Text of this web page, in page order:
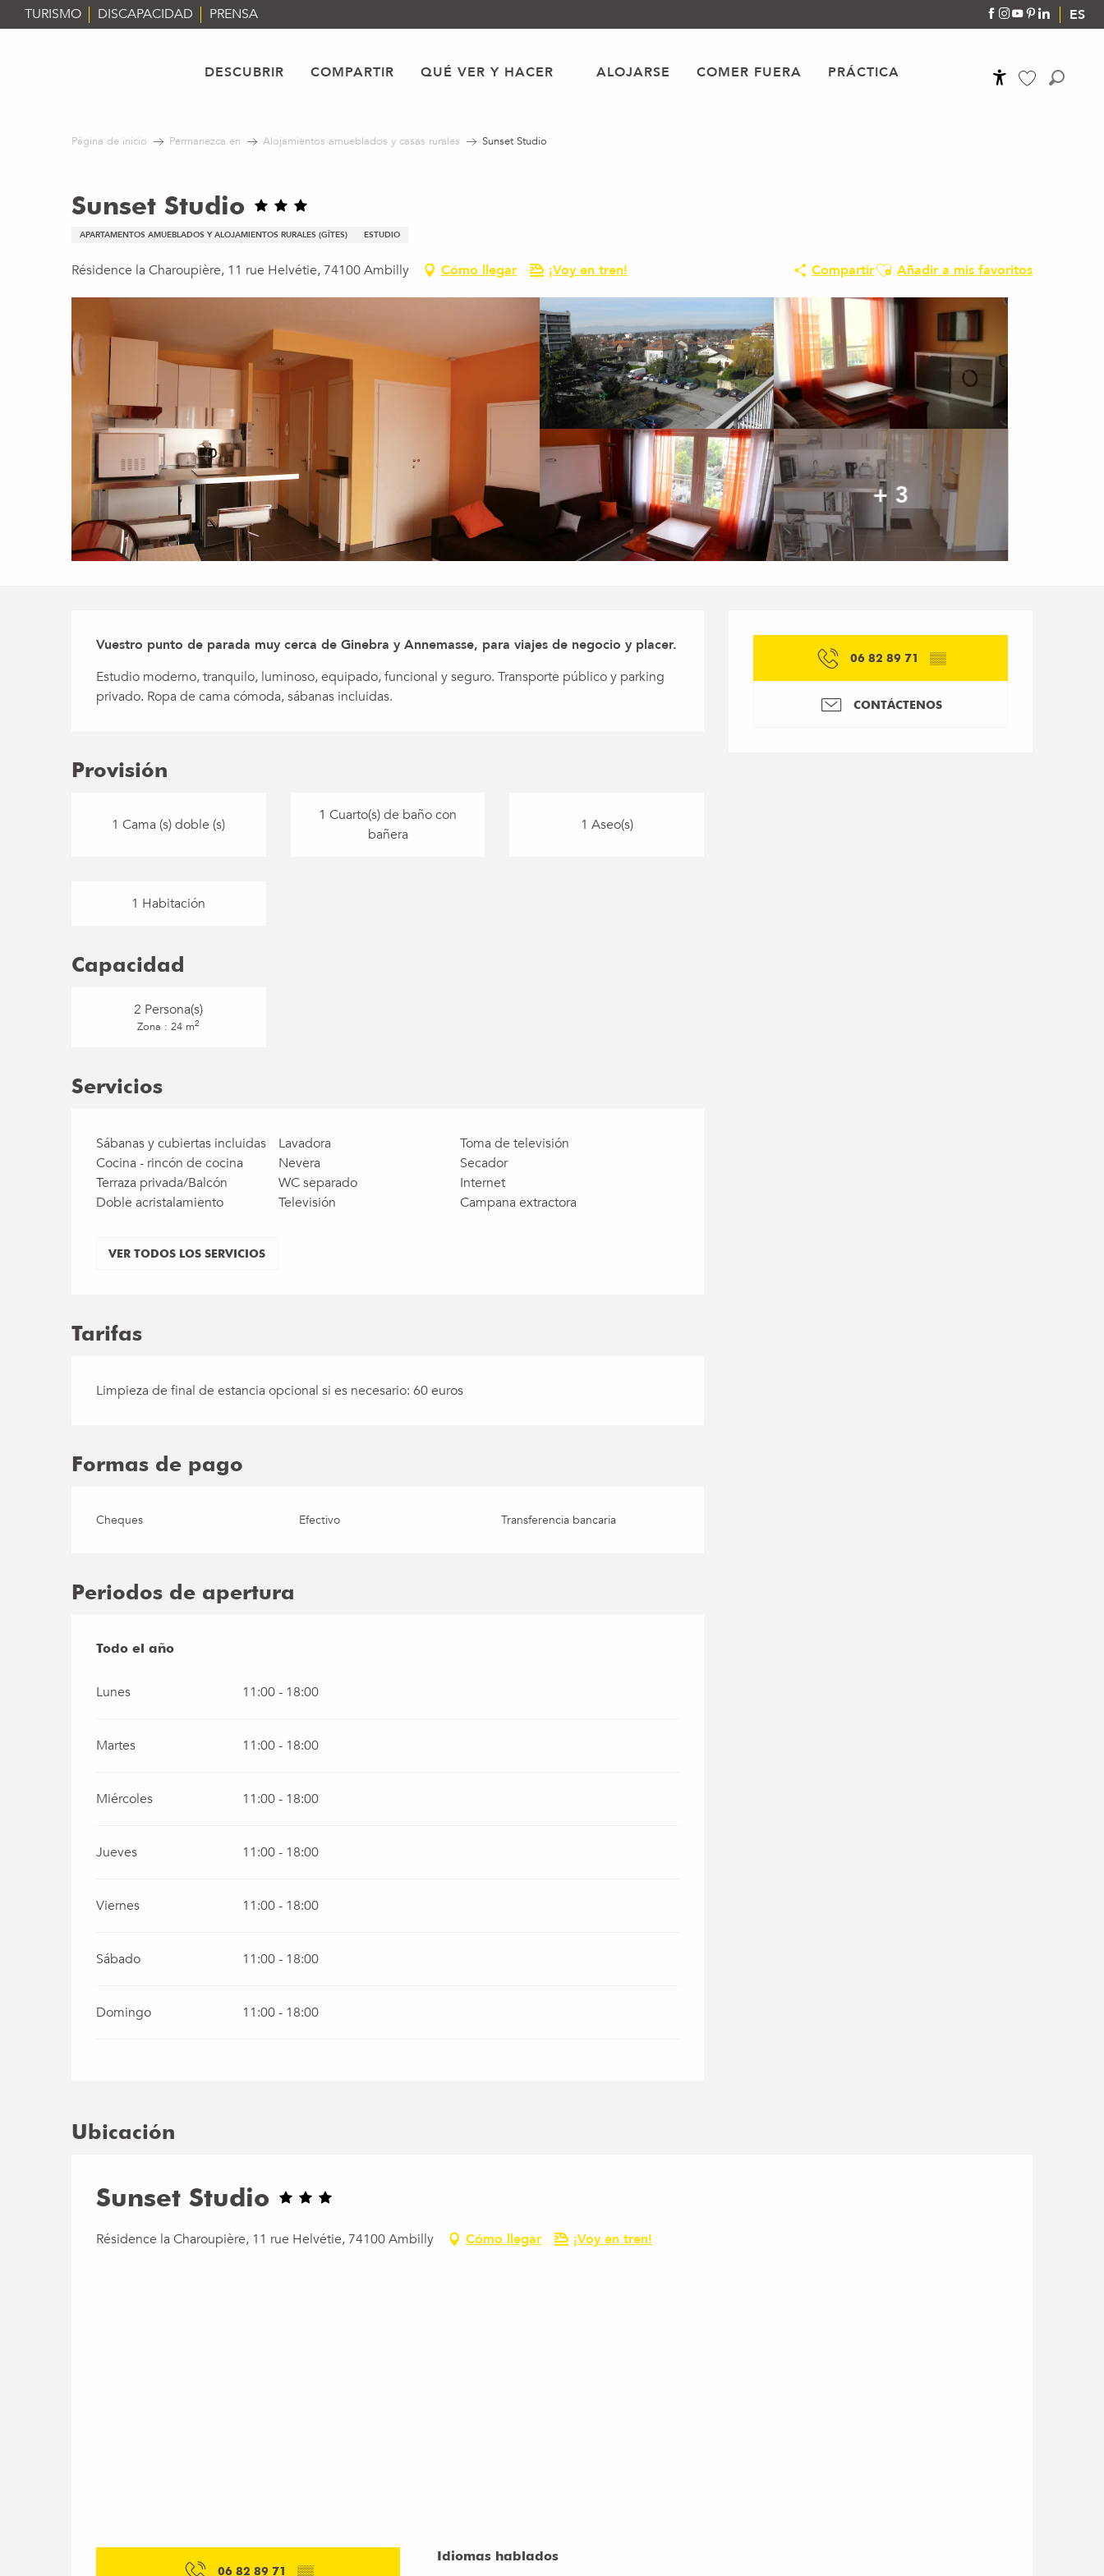
Aller
au
ES
TURISMO DISCAPACIDAD PRENSA
DESCUBRIR COMPARTIR QUÉ VER Y HACER ALOJARSE COMER FUERA PRÁCTICA
Página de inicio Permanezca en Alojamientos amueblados y casas rurales Sunset Studio
Sunset Studio
APARTAMENTOS AMUEBLADOS Y ALOJAMIENTOS RURALES (GÎTES) ESTUDIO
Résidence la Charoupière, 11 rue Helvétie, 74100 Ambilly Cómo llegar ¡Voy en tren! CompartirAjouter aux favoris
Añadir a mis favoritos
+ 3
Horarios y datos de
06 82 89 71 ▒▒
CONTÁCTENOS
Descripción
Vuestro punto de parada muy cerca de Ginebra y Annemasse, para viajes de negocio y placer.
Estudio moderno, tranquilo, luminoso, equipado, funcional y seguro. Transporte público y parking
privado. Ropa de cama cómoda, sábanas incluidas.
Provisión
1 Cama (s) doble (s)
1 Cuarto(s) de baño con
bañera
1 Aseo(s)
1 Habitación
Capacidad
2 Persona(s)
Zona : 24 m2
Servicios
Sábanas y cubiertas incluidas Lavadora
Toma de televisión
Cocina - rincón de cocina
Nevera
Secador
Terraza privada/Balcón
WC separado
Internet
Doble acristalamiento
Televisión Campana extractora
VER TODOS LOS SERVICIOS
Tarifas
Limpieza de final de estancia opcional si es necesario: 60 euros
Formas de pago
Cheques Efectivo Transferencia bancaria
Periodos de apertura
Todo el año
Todo el año
Lunes 11:00 - 18:00
Martes 11:00 - 18:00
Miércoles 11:00 - 18:00
Jueves 11:00 - 18:00
Viernes 11:00 - 18:00
Sábado 11:00 - 18:00
Domingo 11:00 - 18:00
Ubicación
Sunset Studio
Résidence la Charoupière, 11 rue Helvétie, 74100 Ambilly Cómo llegar ¡Voy en tren!
06 82 89 71 ▒▒
Idiomas hablados
Idiomas hablados